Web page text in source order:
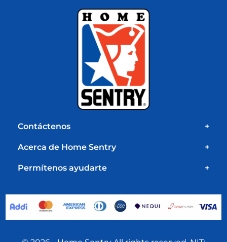
Contáctenos +
Acerca de Home Sentry +
Permítenos ayudarte +